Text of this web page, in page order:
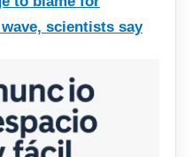
scientists say